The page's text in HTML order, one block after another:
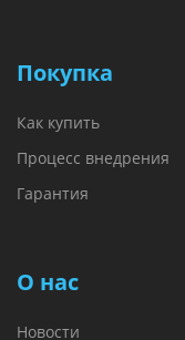
Покупка
Как купить
Процесс внедрения
Гарантия
О нас
Новости